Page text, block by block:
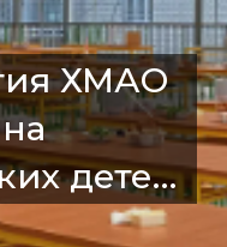
ХМАО
детей